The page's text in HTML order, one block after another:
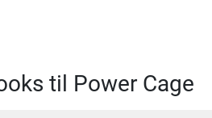
til Power Cage